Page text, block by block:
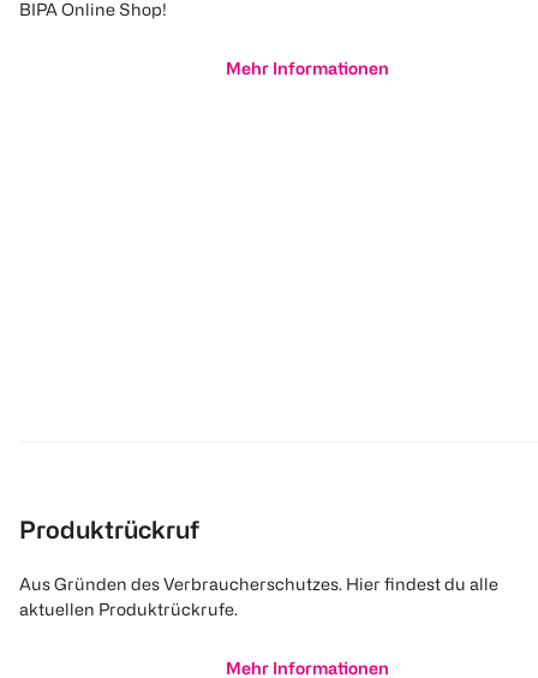
BIPA Online Shop!
Mehr Informationen
Produktrückruf
Aus Gründen des Verbraucherschutzes. Hier findest du alle
aktuellen Produktrückrufe.
Mehr Informationen